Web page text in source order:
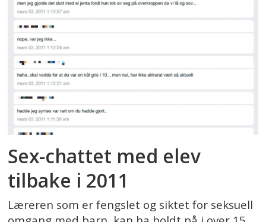
Sex-chattet med elev
tilbake i 2011
Læreren som er fengslet og siktet for seksuell